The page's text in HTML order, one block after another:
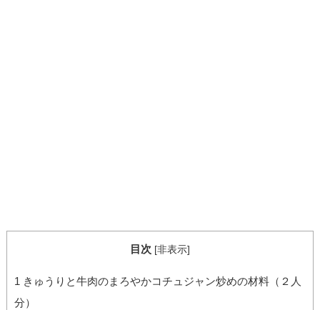
目次 [非表示]
1 きゅうりと牛肉のまろやかコチュジャン炒めの材料（２人
分）